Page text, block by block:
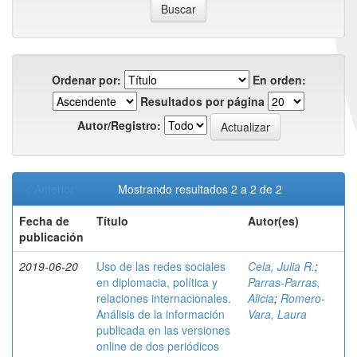
Ordenar por:
En orden:
Resultados por página
Autor/Registro:
Mostrando resultados 2 a 2 de 2
Fecha de
publicación
Título Autor(es)
2019-06-20
Uso de las redes sociales
en diplomacia, política y
relaciones internacionales.
Análisis de la información
publicada en las versiones
online de dos periódicos
Cela, Julia R.;
Parras-Parras,
Alicia; Romero-
Vara, Laura